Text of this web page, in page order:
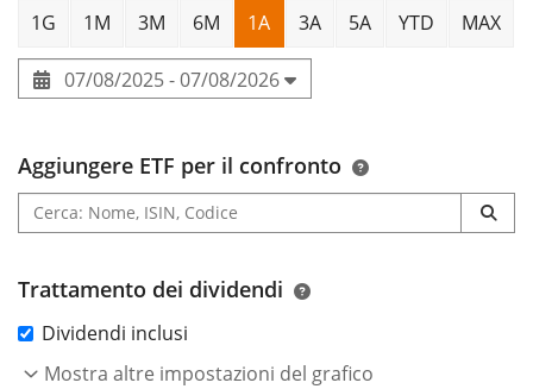
1G 1M 3M 6M 1A 3A 5A YTD MAX
07/08/2025 - 07/08/2026
Aggiungere ETF per il confronto
Trattamento dei dividendi
Dividendi inclusi
Mostra altre impostazioni del grafico